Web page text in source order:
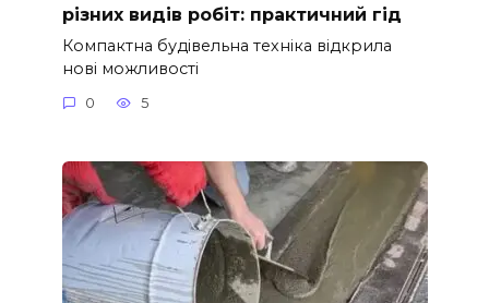
різних видів робіт: практичний гід
Компактна будівельна техніка відкрила
нові можливості
0 5